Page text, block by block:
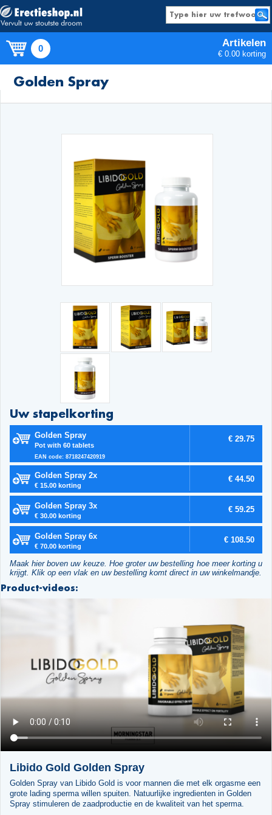
0 Artikelen
€ 0.00 korting
Golden Spray
Uw stapelkorting
Golden Spray
Pot with 60 tablets
EAN code: 8718247420919
€ 29.75
Golden Spray 2x
€ 15.00 korting
€ 44.50
Golden Spray 3x
€ 30.00 korting
€ 59.25
Golden Spray 6x
€ 70.00 korting
€ 108.50
Maak hier boven uw keuze. Hoe groter uw bestelling hoe meer korting u
krijgt. Klik op een vlak en uw bestelling komt direct in uw winkelmandje.
Product-videos:
Libido Gold Golden Spray
Golden Spray van Libido Gold is voor mannen die met elk orgasme een
grote lading sperma willen spuiten. Natuurlijke ingredienten in Golden
Spray stimuleren de zaadproductie en de kwaliteit van het sperma.